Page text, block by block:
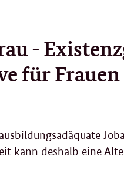
-
für
kann deshalb eine